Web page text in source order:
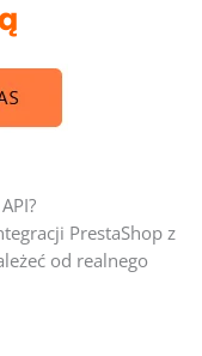
PrestaShop z
od realnego